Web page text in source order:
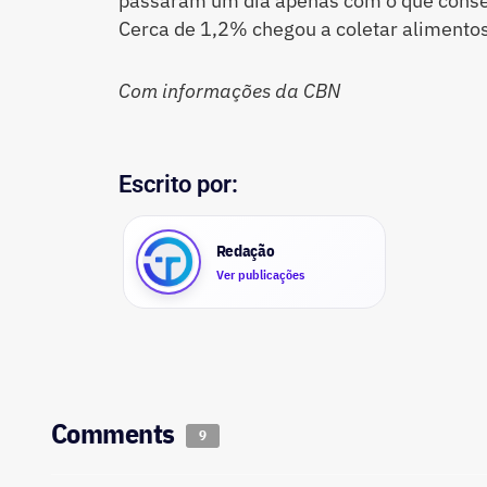
Cerca de 1,2% chegou a coletar
Com informações da CBN
Escrito por:
Redação
Ver publicações
Comments 9